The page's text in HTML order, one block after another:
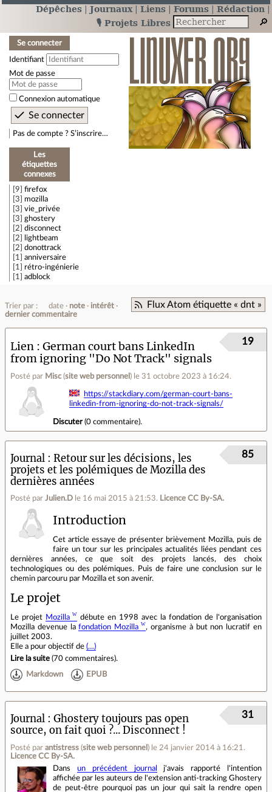
Dépêches Journaux Liens Forums
Rédaction
🎙️ Projets Libres
Se connecter
Identifiant
Mot de passe
Connexion automatique
Pas de compte ? S’inscrire…
Les
étiquettes
connexes
9
firefox
3
mozilla
3
vie_privée
3
ghostery
2
disconnect
2
lightbeam
2
donottrack
1
anniversaire
1
rétro-ingénierie
1
adblock
Flux Atom étiquette « dnt »
Trier par : date note
intérêt
dernier commentaire
Lien
German court bans LinkedIn
from ignoring "Do Not Track" signals
Posté par Misc(site web personnel ) le 31 octobre 2023 à 16:24.
19
https://stackdiary.com/german-court-bans-
linkedin-from-ignoring-do-not-track-signals/
Discuter(0 commentaire).
Journal
Retour sur les décisions, les
projets et les polémiques de Mozilla des
dernières années
Posté par Julien.D le 16 mai 2015 à 21:53. Licence CC By‑SA.
85
Introduction
Cet article essaye de présenter brièvement Mozilla, puis de
faire un tour sur les principales actualités liées pendant ces
dernières années, ce que soit des projets lancés, des choix
technologiques ou des polémiques. Puis de faire une conclusion sur le
chemin parcouru par Mozilla et son avenir.
Le projet
Le projet Mozilla
débute en 1998 avec la fondation de l'organisation
Mozilla devenue lafondation Mozilla
, organisme à but non lucratif en
juillet 2003.
Elle a pour objectif de (…)
Lire la suite (70 commentaires).
Markdown EPUB
Journal
Ghostery toujours pas open
source, on fait quoi ?... Disconnect !
Posté par antistress (site web personnel ) le 24 janvier 2014 à 16:21 .
Licence CC By‑SA.
31
Dans un précédent journal
j'avais rapporté l'intention
affichée par les auteurs de l'extension anti-tracking Ghostery
de peut-être pourquoi pas un jour qui sait la rendre open